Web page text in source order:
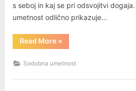
s seboj in kaj se pri odsvojitvi
umetnost odlično prikazuje…
Read More“Duh
v
podobi
svoje
»
Sodobna umetnost